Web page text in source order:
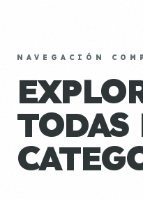
NAVEGACIÓN
TODAS